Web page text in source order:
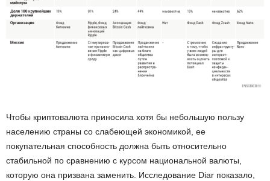
Чтобы криптовалюта приносила хотя бы небольшую пользу
населению страны со слабеющей экономикой, ее
покупательная способность должна быть относительно
стабильной по сравнению с курсом национальной валюты,
которую она призвана заменить. Исследование Diar показало,